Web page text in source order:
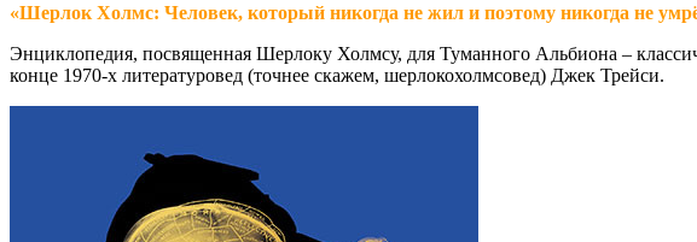
«Шерлок Холмс: Человек, который никогда не жил и поэтому никогда не
Энциклопедия, посвященная Шерлоку Холмсу, для Туманного Альбиона –
конце 1970-х литературовед (точнее скажем, шерлокохолмсовед) Джек Трейси.